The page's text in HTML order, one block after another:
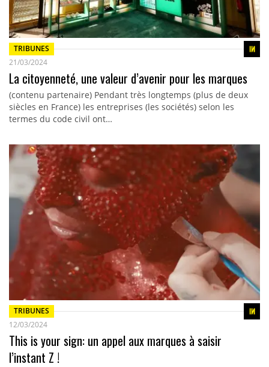
TRIBUNES
21/03/2024
La citoyenneté, une valeur d’avenir pour les marques
(contenu partenaire) Pendant très longtemps (plus de deux
siècles en France) les entreprises (les sociétés) selon les
termes du code civil ont…
TRIBUNES
12/03/2024
This is your sign: un appel aux marques à saisir
l’instant Z !